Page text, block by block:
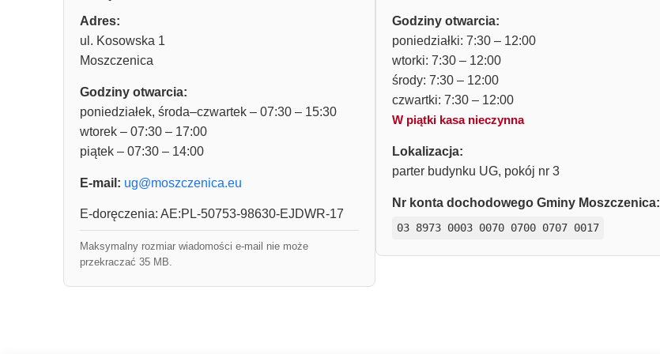
Adres:
ul. Kosowska 1
Moszczenica
Godziny otwarcia:
poniedziałek, środa–czwartek – 07:30 – 15:30
wtorek – 07:30 – 17:00
piątek – 07:30 – 14:00
E-mail: ug@moszczenica.eu
E-doręczenia: AE:PL-50753-98630-EJDWR-17
Maksymalny rozmiar wiadomości e-mail nie może
przekraczać 35 MB.
Godziny otwarcia:
poniedziałki: 7:30 – 12:00
wtorki: 7:30 – 12:00
środy: 7:30 – 12:00
czwartki: 7:30 – 12:00
W piątki kasa nieczynna
Lokalizacja:
parter budynku UG, pokój nr 3
Nr konta dochodowego Gminy Moszczenica:
03 8973 0003 0070 0700 0707 0017